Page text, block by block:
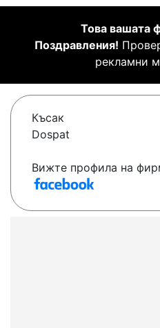
Това вашата
Поздравления!
рекламни
Късак
Dospat
Вижте профила на